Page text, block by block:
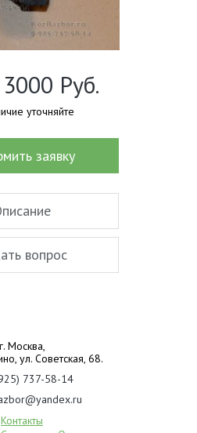
Руб.
уточняйте
заявку
вопрос
г. Москва,
ул. Советская, 68.
737-58-14
Контакты